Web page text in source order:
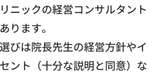
ニックの経営コンサルタント
ります。
びは院長先生の経営方針やイ
ント（十分な説明と同意）な